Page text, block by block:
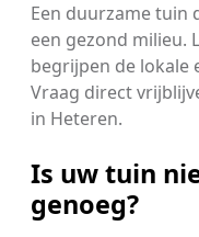
Een duurzame tuin
een gezond milieu.
begrijpen de lokale
Vraag direct
in Heteren.
Is uw tuin
genoeg?